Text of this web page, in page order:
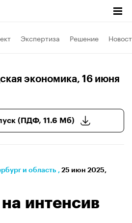
Экспертиза Решение
экономика, 16 июня
(ПДФ, 11.6 Мб)
и область , 25 июн 2025,
интенсив